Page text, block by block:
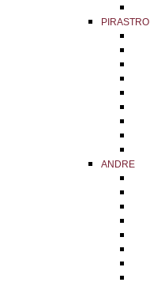
PIRASTRO
ANDRE